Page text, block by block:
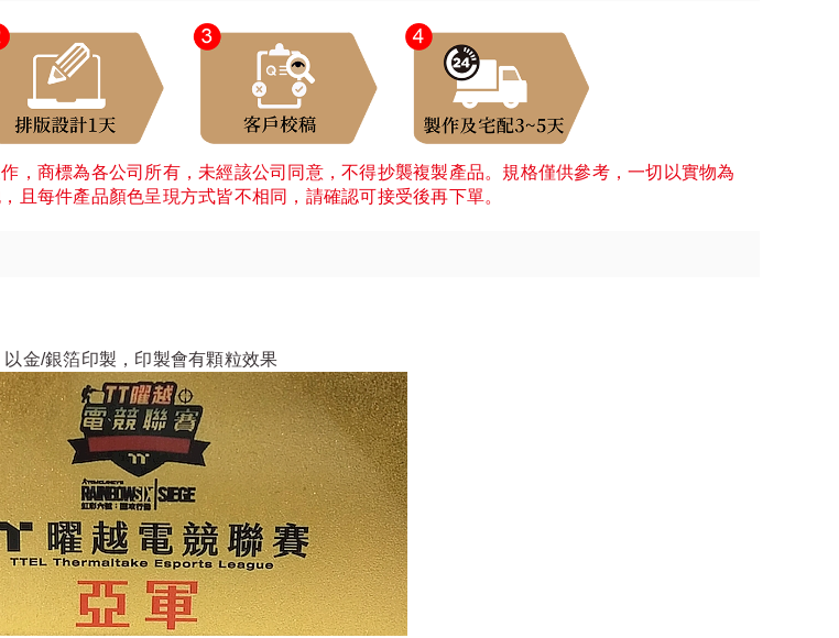
，商標為各公司所有，未經該公司同意，不得抄襲複製產品。規格僅供參考，一切以實物為
且每件產品顏色呈現方式皆不相同，請確認可接受後再下單。
金/銀箔印製，印製會有顆粒效果